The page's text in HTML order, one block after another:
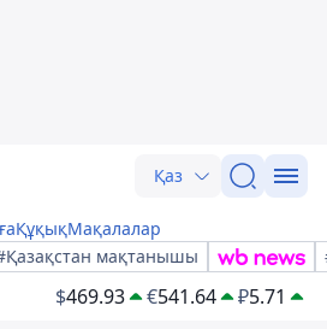
Қаз
ҚұқықМақалалар
мақтанышы
$469.93 €541.64 ₽5.71